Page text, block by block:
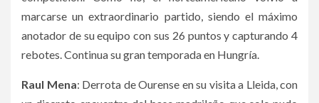
marcarse un extraordinario partido, siendo el máximo
anotador de su equipo con sus 26 puntos y capturando 4
rebotes. Continua su gran temporada en Hungría.
Raul Mena: Derrota de Ourense en su visita a Lleida, con